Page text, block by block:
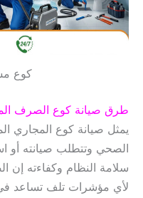
كوع
طرق صيانة كوع الصرف
يمثل صيانة كوع
الصحي وتتطلب صيانته أو
سلامة النظام وكفاءته إن
لأي مؤشرات تلف تساعد